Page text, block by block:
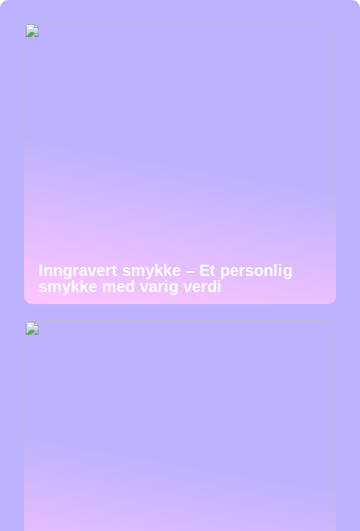
Inngravert smykke – Et personlig
smykke med varig verdi